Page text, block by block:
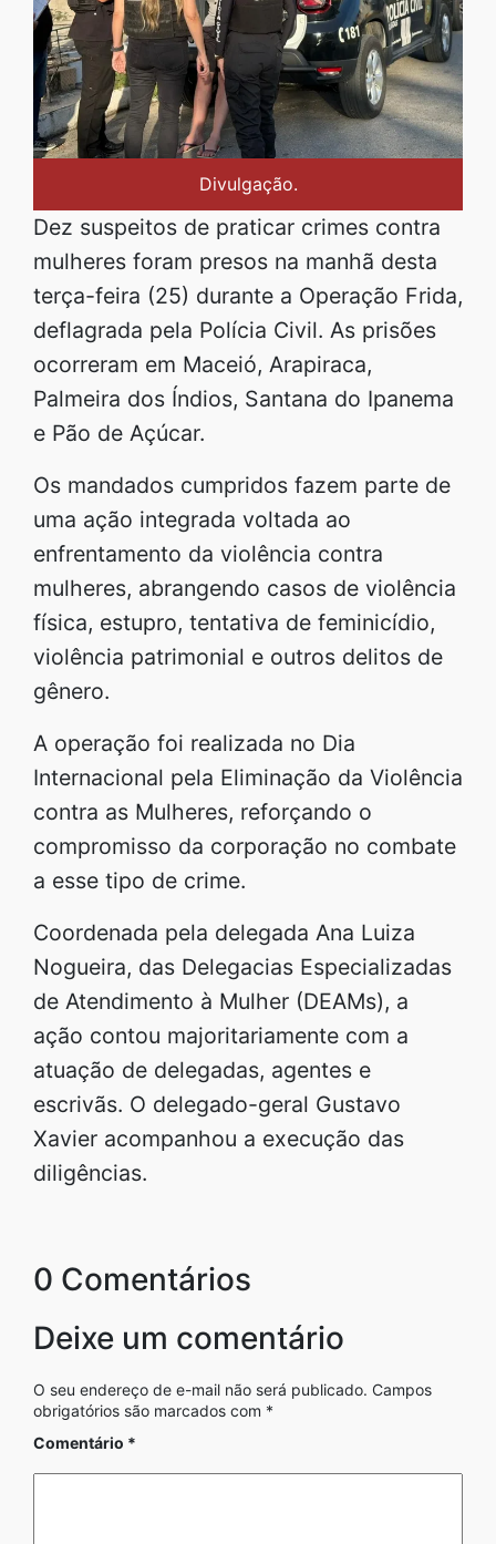
Divulgação.
Dez suspeitos de praticar crimes contra
mulheres foram presos na manhã desta
terça-feira (25) durante a Operação Frida,
deflagrada pela Polícia Civil. As prisões
ocorreram em Maceió, Arapiraca,
Palmeira dos Índios, Santana do Ipanema
e Pão de Açúcar.
Os mandados cumpridos fazem parte de
uma ação integrada voltada ao
enfrentamento da violência contra
mulheres, abrangendo casos de violência
física, estupro, tentativa de feminicídio,
violência patrimonial e outros delitos de
gênero.
A operação foi realizada no Dia
Internacional pela Eliminação da Violência
contra as Mulheres, reforçando o
compromisso da corporação no combate
a esse tipo de crime.
Coordenada pela delegada Ana Luiza
Nogueira, das Delegacias Especializadas
de Atendimento à Mulher (DEAMs), a
ação contou majoritariamente com a
atuação de delegadas, agentes e
escrivãs. O delegado-geral Gustavo
Xavier acompanhou a execução das
diligências.
0 Comentários
Deixe um comentário
O seu endereço de e-mail não será publicado. Campos
obrigatórios são marcados com *
Comentário *